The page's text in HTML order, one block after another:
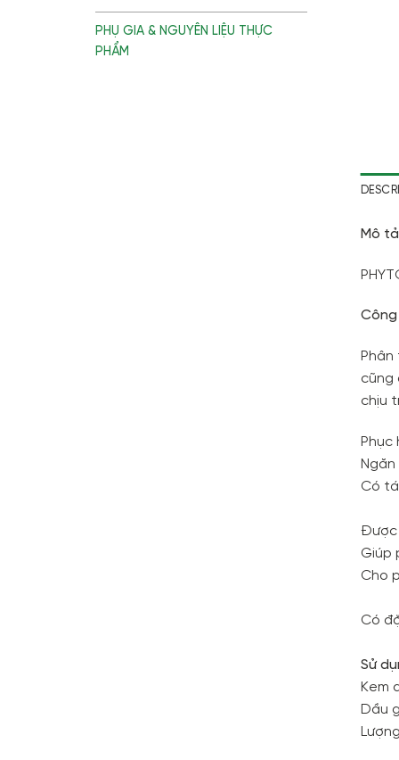
PHỤ GIA & NGUYÊN LIỆU THỰC
PHẨM
Mô
cũng
chịu
Phục
Có
Được
Giúp
Cho
Có
Sử
Kem
Dầu